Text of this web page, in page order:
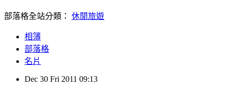
部落格全站分類： 休閒旅遊
相簿
部落格
名片
Dec 30 Fri 2011 09:13